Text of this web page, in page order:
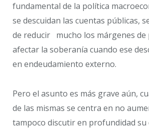
fundamental de la política
se descuidan las cuentas públicas,
de reducir mucho los márgenes de
afectar la soberanía cuando ese
en endeudamiento externo.
Pero el asunto es más grave aún,
de las mismas se centra en no
tampoco discutir en profundidad su